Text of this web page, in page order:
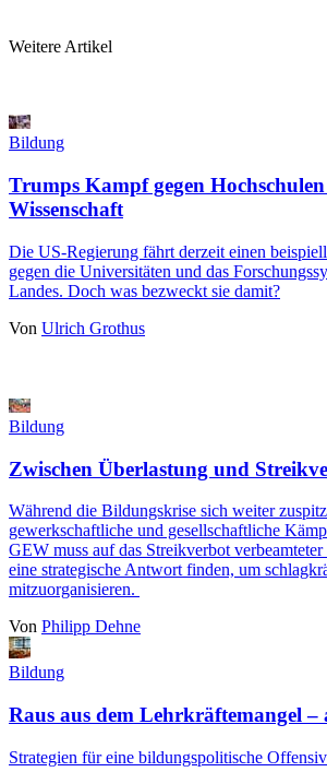
Weitere Artikel
Bildung
Trumps Kampf gegen
Wissenschaft
Die US-Regierung fährt derzeit einen
gegen die Universitäten und das
Landes. Doch was bezweckt sie damit?
Von Ulrich Grothus
Bildung
Zwischen Überlastung und
Während die Bildungskrise sich weiter
gewerkschaftliche und gesellschaftliche
GEW muss auf das Streikverbot
eine strategische Antwort finden, um
mitzuorganisieren.
Von Philipp Dehne
Bildung
Raus aus dem Lehrkräftemangel –
Strategien für eine bildungspolitische